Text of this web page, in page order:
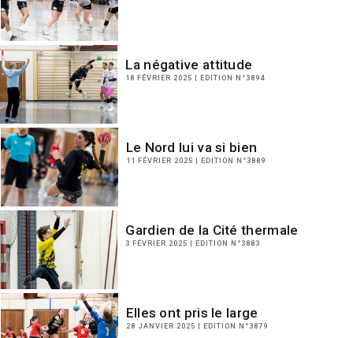
La négative attitude
18 FÉVRIER 2025 | EDITION N°3894
Le Nord lui va si bien
11 FÉVRIER 2025 | EDITION N°3889
Gardien de la Cité thermale
3 FÉVRIER 2025 | EDITION N°3883
Elles ont pris le large
28 JANVIER 2025 | EDITION N°3879